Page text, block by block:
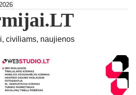
civiliams, naujienos